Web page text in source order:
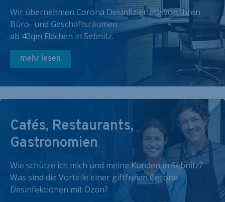
Wir übernehmen Corona Desinfizierung von Ihren
Büro- und Geschäftsräumen
ab 40qm Flächen in Sebnitz.
mehr lesen
Cafés, Restaurants,
Gastronomien
Wie schütze ich mich und meine Kunden in Sebnitz?
Was sind die Vorteile einer giftfreien Corona
Desinfektionen mit Ozon?